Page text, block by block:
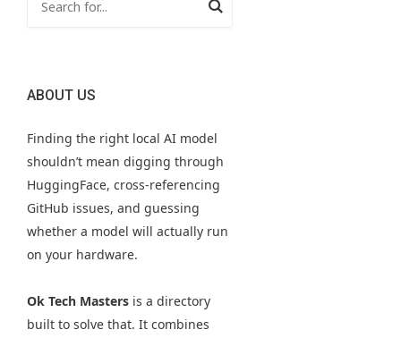
ABOUT US
Finding the right local AI model
shouldn’t mean digging through
HuggingFace, cross-referencing
GitHub issues, and guessing
whether a model will actually run
on your hardware.
Ok Tech Masters is a directory
built to solve that. It combines